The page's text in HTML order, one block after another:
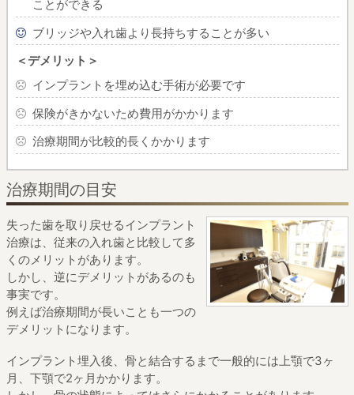
ことができる
ブリッジや入れ歯より長持ちすることが多い
＜デメリット＞
インプラントを埋め込む手術が必要です
保険がきかないため費用がかかります
治療期間が比較的長くかかります
治療期間の目安
失った歯を取り戻せるインプラント
治療は、 従来の入れ歯と比較して多
くのメリットがあります。
しかし、逆にデメリットがあるのも
事実です。
例えば治療期間が長いことも一つの
デメリットになります。
インプラント埋入後、骨と結合するまで一般的には 上顎で3ヶ
月、下顎で2ヶ月かかります。